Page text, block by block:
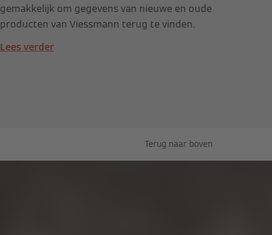
gemakkelijk om gegevens van nieuwe en oude
producten van Viessmann terug te vinden.
Lees verder
Terug naar boven